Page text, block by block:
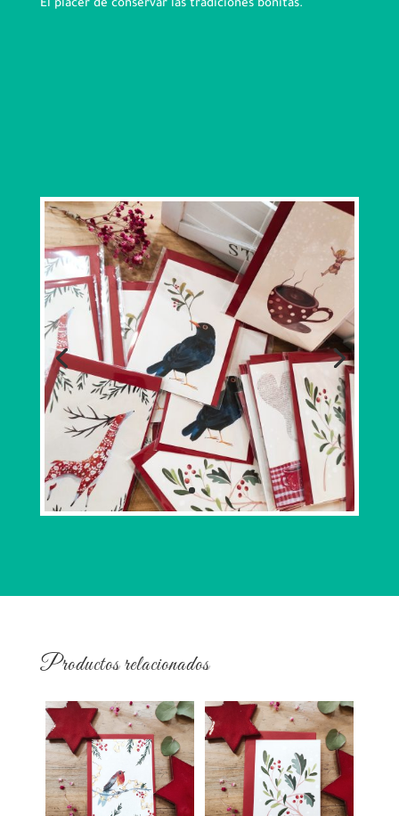
El placer de conservar las tradiciones bonitas.
Productos relacionados